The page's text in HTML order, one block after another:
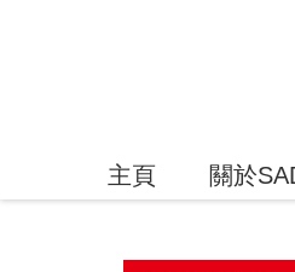
主頁 關於